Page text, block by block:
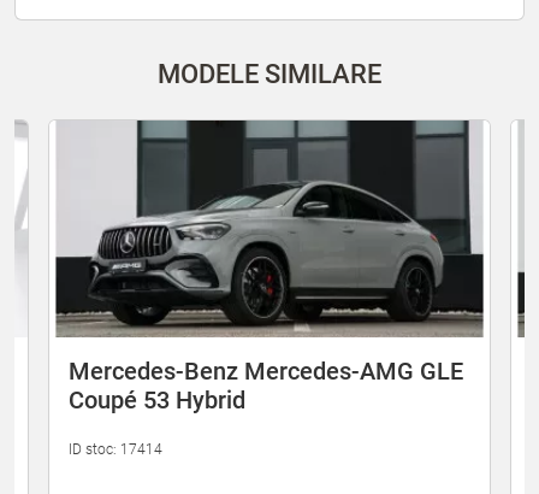
MODELE SIMILARE
Mercedes-Benz Mercedes-AMG GLE
Coupé 53 Hybrid
ID stoc: 17414